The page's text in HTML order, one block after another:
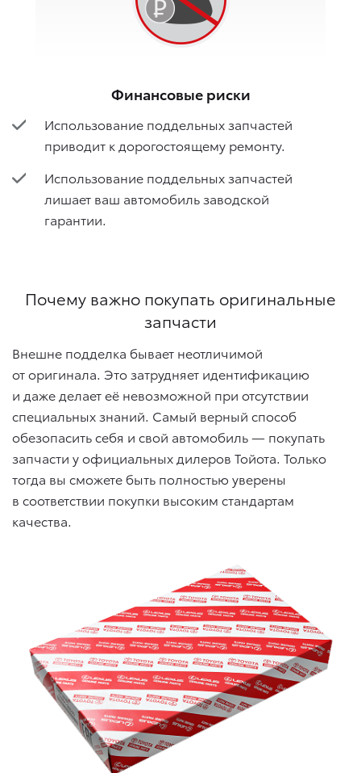
Финансовые риски
Использование поддельных запчастей
приводит к дорогостоящему ремонту.
Использование поддельных запчастей
лишает ваш автомобиль заводской
гарантии.
Почему важно покупать оригинальные
запчасти
Внешне подделка бывает неотличимой
от оригинала. Это затрудняет идентификацию
и даже делает её невозможной при отсутствии
специальных знаний. Самый верный способ
обезопасить себя и свой автомобиль — покупать
запчасти у официальных дилеров Тойота. Только
тогда вы сможете быть полностью уверены
в соответствии покупки высоким стандартам
качества.